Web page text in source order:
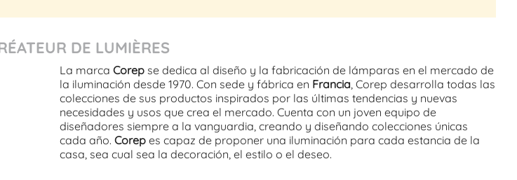
DE LUMIÈRES
La marca Corep se dedica al diseño y la fabricación de lámparas en el mercado de
la iluminación desde 1970. Con sede y fábrica en Francia, Corep desarrolla todas las
colecciones de sus productos inspirados por las últimas tendencias y nuevas
necesidades y usos que crea el mercado. Cuenta con un joven equipo de
diseñadores siempre a la vanguardia, creando y diseñando colecciones únicas
cada año. Corep es capaz de proponer una iluminación para cada estancia de la
casa, sea cual sea la decoración, el estilo o el deseo.